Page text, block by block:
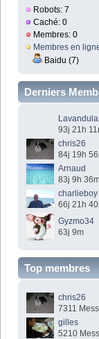
Robots: 7
Caché: 0
Membres: 0
Membres en
Baidu (7)
Derniers
93j 21h
chris26
84j 19h
Arnaud
83j 9h
charlieboy
66j 21h
Gyzmo34
63j 9m
Top membres
chris26
7311
gilles
5210